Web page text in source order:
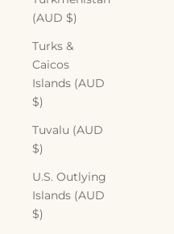
(AUD $)
Turks &
Caicos
Islands (AUD
$)
Tuvalu (AUD
$)
U.S. Outlying
Islands (AUD
$)